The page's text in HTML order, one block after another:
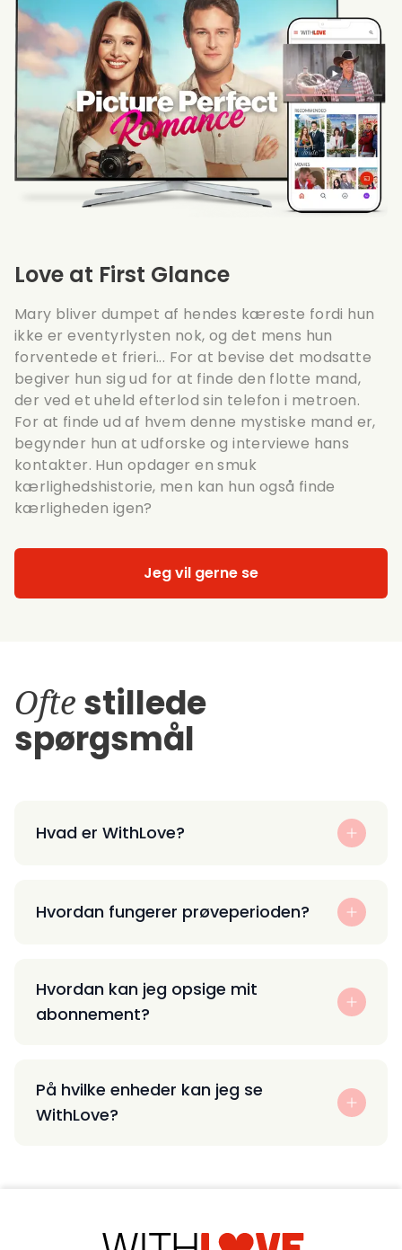
Love at First Glance
Mary bliver dumpet af hendes kæreste fordi hun
ikke er eventyrlysten nok, og det mens hun
forventede et frieri... For at bevise det modsatte
begiver hun sig ud for at finde den flotte mand,
der ved et uheld efterlod sin telefon i metroen.
For at finde ud af hvem denne mystiske mand er,
begynder hun at udforske og interviewe hans
kontakter. Hun opdager en smuk
kærlighedshistorie, men kan hun også finde
kærligheden igen?
Jeg vil gerne se
Ofte stillede
spørgsmål
Hvad er WithLove?
Hvordan fungerer prøveperioden?
Hvordan kan jeg opsige mit
abonnement?
På hvilke enheder kan jeg se
WithLove?